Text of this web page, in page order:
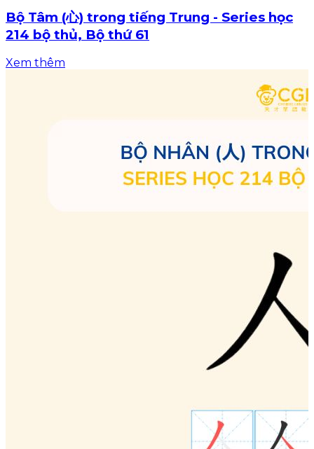
Bộ Tâm (心) trong tiếng Trung - Series học
214 bộ thủ, Bộ thứ 61
Xem thêm